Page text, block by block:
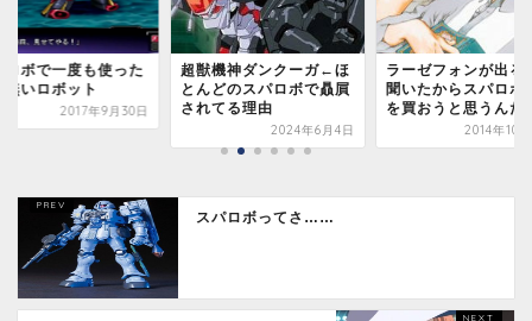
ロボで一度も使った
無いロボット
2017年9月30日
超獣機神ダンクーガ←ほ
とんどのスパロボで贔屓
されてる理由
2024年6月4日
ラーゼフォンが出る
聞いたからスパロボ
を買おうと思うんだ
2014年10
スパロボってさ……